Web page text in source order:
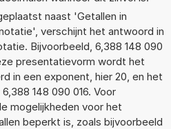
naast 'Getallen in
verschijnt het antwoord in
Bijvoorbeeld, 6,388 148 090
presentatievorm wordt het
in een exponent, hier 20, en het
148 090 016. Voor
mogelijkheden voor het
beperkt is, zoals bijvoorbeeld